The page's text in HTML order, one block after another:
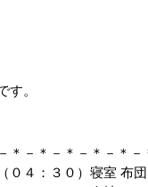
す。
＊－＊－＊－＊－＊
４：３０）寝室 布団